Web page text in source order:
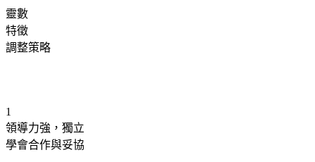
靈數
特徵
調整策略
1
領導力強，獨立
學會合作與妥協